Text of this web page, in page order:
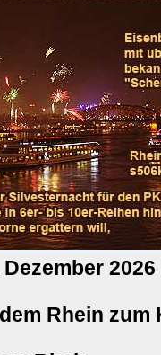
2026
Rhein zum